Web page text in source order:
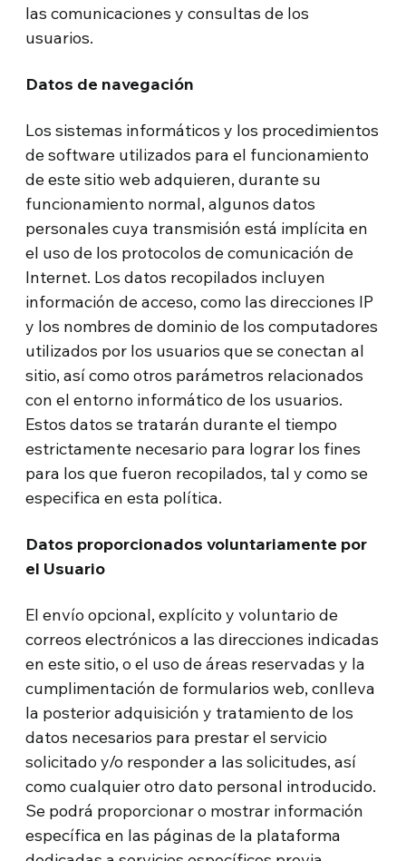
las comunicaciones y consultas de los
usuarios.
Datos de navegación
Los sistemas informáticos y los procedimientos
de software utilizados para el funcionamiento
de este sitio web adquieren, durante su
funcionamiento normal, algunos datos
personales cuya transmisión está implícita en
el uso de los protocolos de comunicación de
Internet. Los datos recopilados incluyen
información de acceso, como las direcciones IP
y los nombres de dominio de los computadores
utilizados por los usuarios que se conectan al
sitio, así como otros parámetros relacionados
con el entorno informático de los usuarios.
Estos datos se tratarán durante el tiempo
estrictamente necesario para lograr los fines
para los que fueron recopilados, tal y como se
especifica en esta política.
Datos proporcionados voluntariamente por
el Usuario
El envío opcional, explícito y voluntario de
correos electrónicos a las direcciones indicadas
en este sitio, o el uso de áreas reservadas y la
cumplimentación de formularios web, conlleva
la posterior adquisición y tratamiento de los
datos necesarios para prestar el servicio
solicitado y/o responder a las solicitudes, así
como cualquier otro dato personal introducido.
Se podrá proporcionar o mostrar información
específica en las páginas de la plataforma